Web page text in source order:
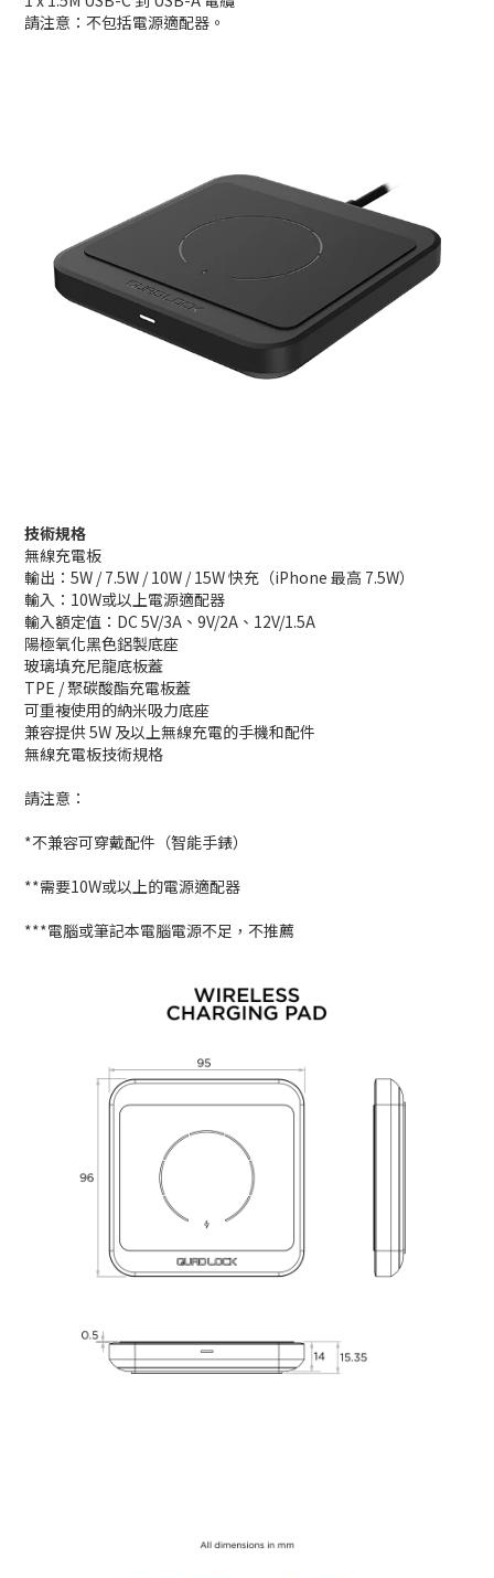
請注意：不包括電源適配器。
技術規格
無線充電板
輸出：5W / 7.5W / 10W / 15W 快充（iPhone 最高 7.5W）
輸入：10W或以上電源適配器
輸入額定值：DC 5V/3A、9V/2A、12V/1.5A
陽極氧化黑色鋁製底座
玻璃填充尼龍底板蓋
TPE / 聚碳酸酯充電板蓋
可重複使用的納米吸力底座
兼容提供 5W 及以上無線充電的手機和配件
無線充電板技術規格
請注意：
*不兼容可穿戴配件（智能手錶）
**需要10W或以上的電源適配器
***電腦或筆記本電腦電源不足，不推薦